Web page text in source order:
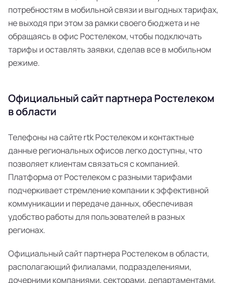
потребностям в мобильной связи и выгодных тарифах,
не выходя при этом за рамки своего бюджета и не
обращаясь в офис Ростелеком, чтобы подключать
тарифы и оставлять заявки, сделав все в мобильном
режиме.
Официальный сайт партнера Ростелеком
в области
Телефоны на сайте rtk Ростелеком и контактные
данные региональных офисов легко доступны, что
позволяет клиентам связаться с компанией.
Платформа от Ростелеком с разными тарифами
подчеркивает стремление компании к эффективной
коммуникации и передаче данных, обеспечивая
удобство работы для пользователей в разных
регионах.
Официальный сайт партнера Ростелеком в области,
располагающий филиалами, подразделениями,
дочерними компаниями, секторами, департаментами,